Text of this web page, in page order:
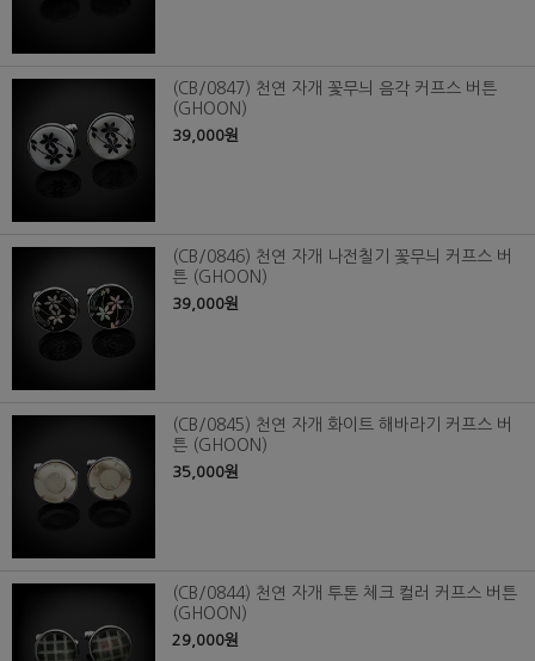
(CB/0847) 천연 자개 꽃무늬 음각 커프스 버튼
(GHOON)
39,000원
(CB/0846) 천연 자개 나전칠기 꽃무늬 커프스 버
튼 (GHOON)
39,000원
(CB/0845) 천연 자개 화이트 해바라기 커프스 버
튼 (GHOON)
35,000원
(CB/0844) 천연 자개 투톤 체크 컬러 커프스 버튼
(GHOON)
29,000원